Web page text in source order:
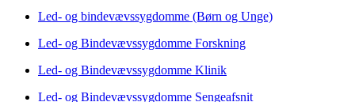
Led- og bindevævssygdomme (Børn og Unge)
Led- og Bindevævssygdomme Forskning
Led- og Bindevævssygdomme Klinik
Led- og Bindevævssygdomme Sengeafsnit